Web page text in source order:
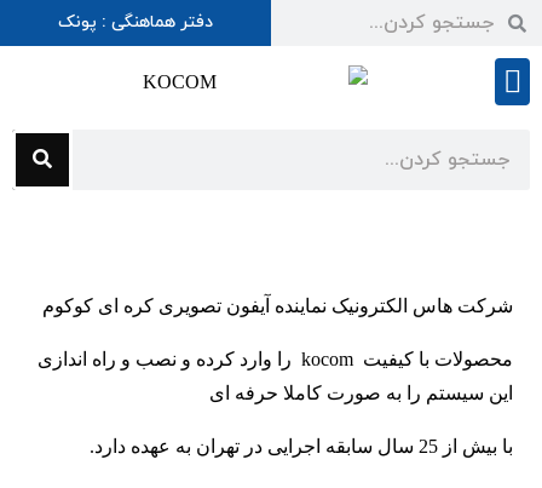
دفتر هماهنگی : پونک
شرکت هاس الکترونیک نماینده آیفون تصویری کره ای کوکوم
محصولات با کیفیت kocom را وارد کرده و نصب و راه اندازی
این سیستم را به صورت کاملا حرفه ای
با بیش از 25 سال سابقه اجرایی در تهران به عهده دارد.